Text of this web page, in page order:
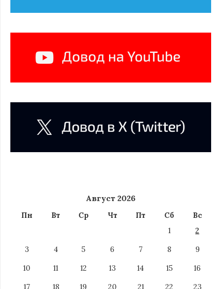
Август 2026
Пн Вт Ср Чт Пт Сб
Вс
1
2
3
4 5 6 7 8
9
10
11 12 13 14 15
16
17
18 19 20 21 22
23